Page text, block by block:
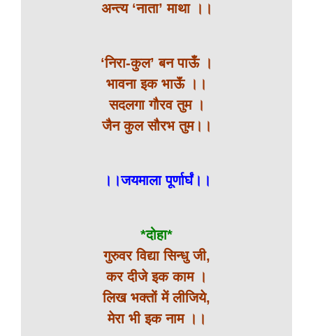
अन्त्य ‘नाता’ माथा ।।
‘निरा-कुल’ बन पाऊँ ।
भावना इक भाऊॅं ।।
सदलगा गौरव तुम ।
जैन कुल सौरभ तुम।।
।।जयमाला पूर्णार्घं।।
*दोहा*
गुरुवर विद्या सिन्धु जी,
कर दीजे इक काम ।
लिख भक्तों में लीजिये,
मेरा भी इक नाम ।।